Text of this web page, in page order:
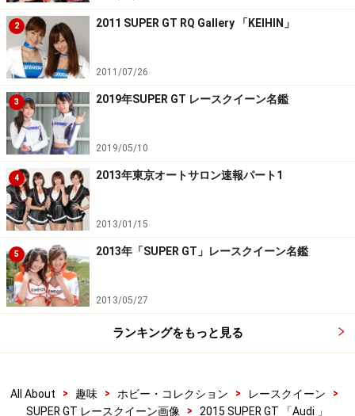
2 2011 SUPER GT RQ Gallery 「KEIHIN」
2011/07/26
3 2019年SUPER GT レースクイーン名鑑
2019/05/10
4 2013年東京オートサロン速報パート1
2013/01/15
5 2013年「SUPER GT」レースクイーン名鑑
2013/05/27
ランキングをもっと見る
All About > 趣味 > ホビー・コレクション > レースクイーン
>
SUPER GT レースクイーン画像
> 2015 SUPER GT 「Audi 」